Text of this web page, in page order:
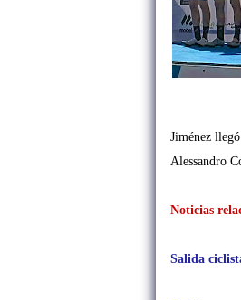
Jiménez
Alessandro
Noticias
Salida